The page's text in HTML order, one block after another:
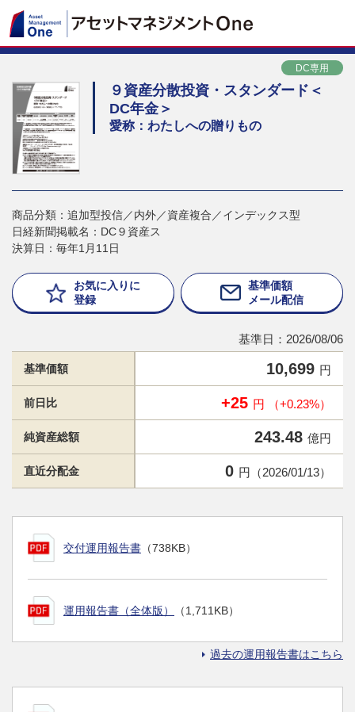
DC専用
９資産分散投資・スタンダード＜
DC年金＞
愛称：わたしへの贈りもの
商品分類：追加型投信／内外／資産複合／インデックス型
日経新聞掲載名：DC９資産ス
決算日：毎年1月11日
お気に入りに
登録
基準価額
メール配信
基準日：2026/08/06
基準価額 10,699 円
前日比 +25 円 （+0.23%）
純資産総額 243.48 億円
直近分配金 0 円（2026/01/13）
交付運用報告書 （738KB）
運用報告書（全体版） （1,711KB）
過去の運用報告書はこちら